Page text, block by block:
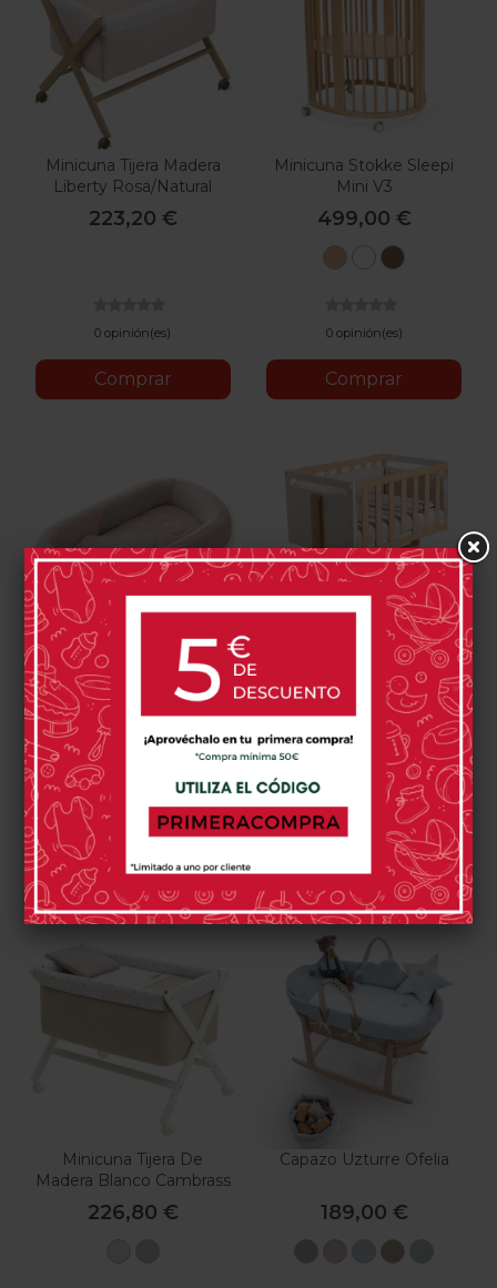
Minicuna Tijera Madera
Liberty Rosa/Natural
55X87X74 Cm
223,20 €
0 opinión(es)
Comprar
Minicuna Stokke Sleepi
Mini V3
499,00 €
NaturalBlanco
0 opinión(es)
Comprar
Cuna Nido Inglesina
Welcome Pod
139,00 €
Delicate
Pink
Peaceful
Blue
QuietHarmony
Grey
Balance
Green
Warm
Beige
0 opinión(es)
Comprar
Minicuna Micuna You
And Me Plus
289,00 €
Blanco
Cera
Natural
Blanco
/
Cera
Natural
0 opinión(es)
Comprar
Minicuna Tijera De
Madera Blanco Cambrass
Greeny
226,80 €
Capazo Uzturre Ofelia
189,00 €
RosaAzul